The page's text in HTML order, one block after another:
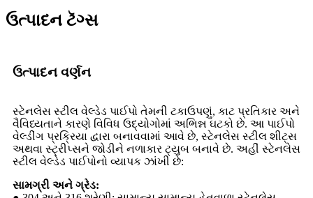
ઉત્પાદન ટૅગ્સ
ઉત્પાદન વર્ણન
સ્ટેનલેસ સ્ટીલ વેલ્ડેડ પાઈપો તેમની ટકાઉપણું, કાટ પ્રતિકાર અને
વૈવિધ્યતાને કારણે વિવિધ ઉદ્યોગોમાં અભિન્ન ઘટકો છે. આ પાઈપો
વેલ્ડીંગ પ્રક્રિયા દ્વારા બનાવવામાં આવે છે, સ્ટેનલેસ સ્ટીલ શીટ્સ
અથવા સ્ટ્રીપ્સને જોડીને નળાકાર ટ્યુબ બનાવે છે. અહીં સ્ટેનલેસ
સ્ટીલ વેલ્ડેડ પાઈપોનો વ્યાપક ઝાંખી છે:
સામગ્રી અને ગ્રેડ: